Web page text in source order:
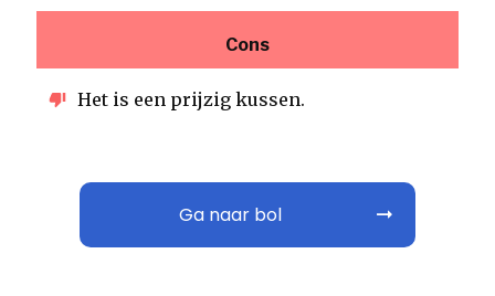
Cons
Het is een prijzig kussen.
Ga naar bol